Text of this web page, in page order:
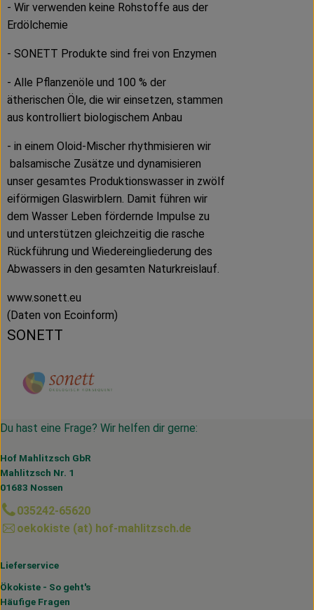
- Wir verwenden keine Rohstoffe aus der
Erdölchemie
- SONETT Produkte sind frei von Enzymen
- Alle Pflanzenöle und 100 % der
ätherischen Öle, die wir einsetzen, stammen
aus kontrolliert biologischem Anbau
- in einem Oloid-Mischer rhythmisieren wir
balsamische Zusätze und dynamisieren
unser gesamtes Produktionswasser in zwölf
eiförmigen Glaswirblern. Damit führen wir
dem Wasser Leben fördernde Impulse zu
und unterstützen gleichzeitig die rasche
Rückführung und Wiedereingliederung des
Abwassers in den gesamten Naturkreislauf.
www.sonett.eu
(Daten von Ecoinform)
SONETT
Du hast eine Frage? Wir helfen dir gerne:
Hof Mahlitzsch GbR
Mahlitzsch Nr. 1
01683 Nossen
035242-65620
oekokiste (at) hof-mahlitzsch.de
Lieferservice
Ökokiste - So geht's
Häufige Fragen